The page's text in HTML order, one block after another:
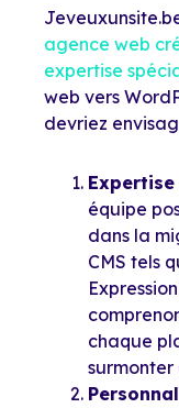
agence web
expertise
web vers
devriez
équipe
dans la
CMS tels
chaque